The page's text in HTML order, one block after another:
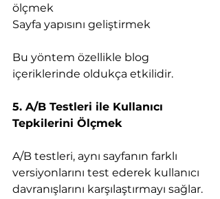
ölçmek
Sayfa yapısını geliştirmek
Bu yöntem özellikle blog
içeriklerinde oldukça etkilidir.
5. A/B Testleri ile Kullanıcı
Tepkilerini Ölçmek
A/B testleri, aynı sayfanın farklı
versiyonlarını test ederek kullanıcı
davranışlarını karşılaştırmayı sağlar.